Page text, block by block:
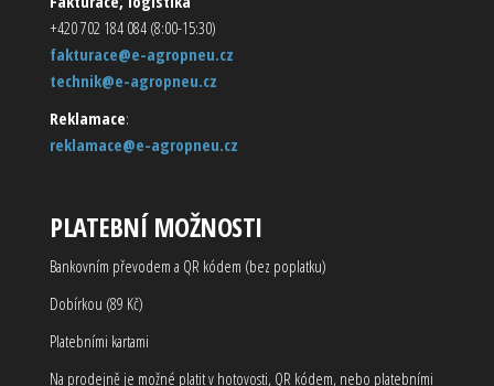
+420 702 184 084 (8:00-15:30)
fakturace@e-agropneu.cz
technik@e-agropneu.cz
Reklamace:
reklamace@e-agropneu.cz
PLATEBNÍ MOŽNOSTI
Bankovním převodem a QR kódem (bez poplatku)
Dobírkou (89 Kč)
Platebními kartami
Na prodejně je možné platit v hotovosti, QR kódem, nebo platebními